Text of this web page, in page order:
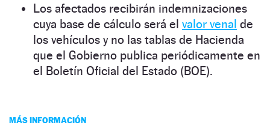
Los afectados recibirán indemnizaciones
cuya base de cálculo será el valor venal de
los vehículos y no las tablas de Hacienda
que el Gobierno publica periódicamente en
el Boletín Oficial del Estado (BOE).
MÁS INFORMACIÓN